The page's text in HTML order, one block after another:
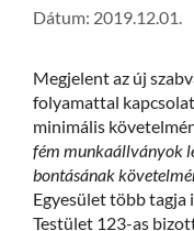
2019.12.01.
Megjelent az új
folyamattal
minimális
fém munkaállványok
bontásának
Egyesület több tagja
Testület 123-as